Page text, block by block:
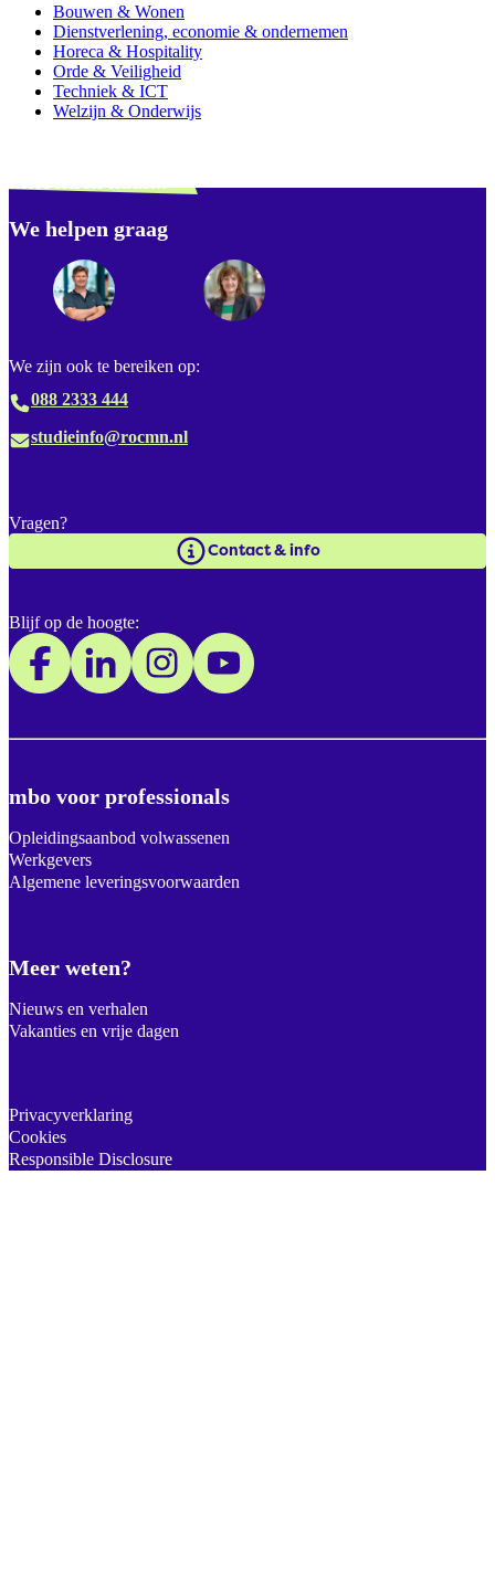
Bouwen & Wonen
Dienstverlening, economie & ondernemen
Horeca & Hospitality
Orde & Veiligheid
Techniek & ICT
Welzijn & Onderwijs
We helpen graag
We zijn ook te bereiken op:
088 2333 444
studieinfo@rocmn.nl
mbo voor professionals
Opleidingsaanbod volwassenen
Werkgevers
Algemene leveringsvoorwaarden
Meer weten?
Nieuws en verhalen
Vakanties en vrije dagen
Vragen?
Contact & info
Blijf op de hoogte:
Footer
Privacyverklaring
Cookies
Responsible Disclosure